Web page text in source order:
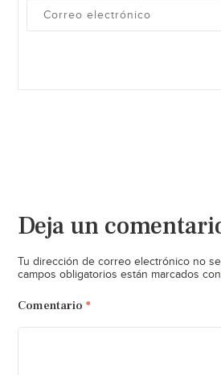
Deja un
Tu dirección de correo electrónico no
campos obligatorios están marcados con
Comentario *